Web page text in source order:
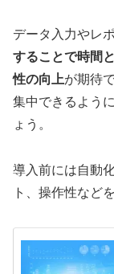
データ入力やレ
することで時間
性の向上が期待
集中できるよう
ょう。
導入前には自動
ト、操作性など